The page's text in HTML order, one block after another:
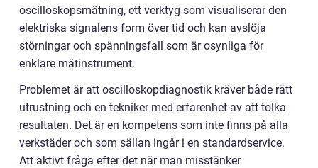
oscilloskopsmätning, ett verktyg som visualiserar den
elektriska signalens form över tid och kan avslöja
störningar och spänningsfall som är osynliga för
enklare mätinstrument.
Problemet är att oscilloskopdiagnostik kräver både rätt
utrustning och en tekniker med erfarenhet av att tolka
resultaten. Det är en kompetens som inte finns på alla
verkstäder och som sällan ingår i en standardservice.
Att aktivt fråga efter det när man misstänker